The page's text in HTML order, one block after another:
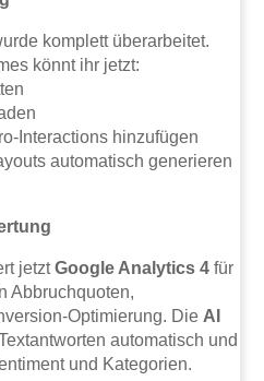
komplett überarbeitet.
könnt ihr jetzt:
Interactions hinzufügen
automatisch generieren
jetztGoogle Analytics 4 für
Abbruchquoten,
Optimierung. Die AI
automatisch und
und Kategorien.